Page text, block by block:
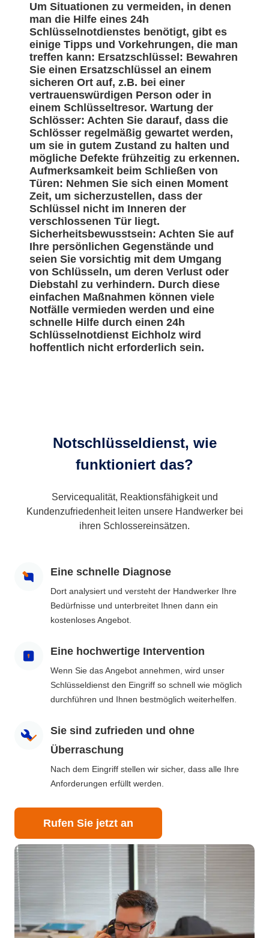
Um Situationen zu vermeiden, in denen
man die Hilfe eines 24h
Schlüsselnotdienstes benötigt, gibt es
einige Tipps und Vorkehrungen, die man
treffen kann: Ersatzschlüssel: Bewahren
Sie einen Ersatzschlüssel an einem
sicheren Ort auf, z.B. bei einer
vertrauenswürdigen Person oder in
einem Schlüsseltresor. Wartung der
Schlösser: Achten Sie darauf, dass die
Schlösser regelmäßig gewartet werden,
um sie in gutem Zustand zu halten und
mögliche Defekte frühzeitig zu erkennen.
Aufmerksamkeit beim Schließen von
Türen: Nehmen Sie sich einen Moment
Zeit, um sicherzustellen, dass der
Schlüssel nicht im Inneren der
verschlossenen Tür liegt.
Sicherheitsbewusstsein: Achten Sie auf
Ihre persönlichen Gegenstände und
seien Sie vorsichtig mit dem Umgang
von Schlüsseln, um deren Verlust oder
Diebstahl zu verhindern. Durch diese
einfachen Maßnahmen können viele
Notfälle vermieden werden und eine
schnelle Hilfe durch einen 24h
Schlüsselnotdienst Eichholz wird
hoffentlich nicht erforderlich sein.
Notschlüsseldienst, wie
funktioniert das?
Servicequalität, Reaktionsfähigkeit und
Kundenzufriedenheit leiten unsere Handwerker bei
ihren Schlossereinsätzen.
Eine schnelle Diagnose
Dort analysiert und versteht der Handwerker Ihre
Bedürfnisse und unterbreitet Ihnen dann ein
kostenloses Angebot.
Eine hochwertige Intervention
Wenn Sie das Angebot annehmen, wird unser
Schlüsseldienst den Eingriff so schnell wie möglich
durchführen und Ihnen bestmöglich weiterhelfen.
Sie sind zufrieden und ohne
Überraschung
Nach dem Eingriff stellen wir sicher, dass alle Ihre
Anforderungen erfüllt werden.
Rufen Sie jetzt an